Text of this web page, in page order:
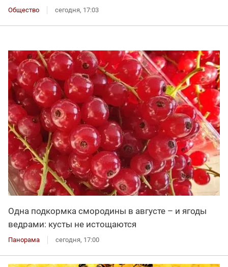
Общество сегодня, 17:03
Одна подкормка смородины в августе – и ягоды
ведрами: кусты не истощаются
Панорама сегодня, 17:00